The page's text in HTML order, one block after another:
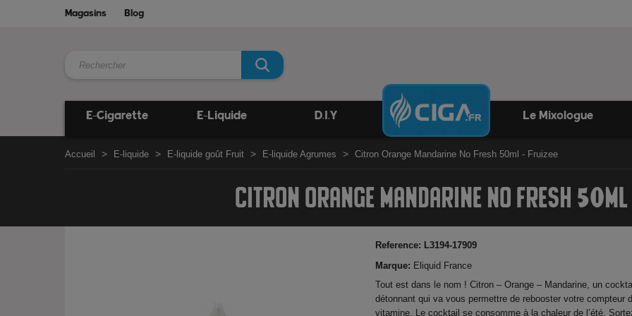
Magasins Blog
E-Cigarette E-Liquide D.I.Y Le Mixologue
Accueil E-liquide E-liquide goût Fruit E-liquide Agrumes Citron Orange Mandarine No Fresh 50ml - Fruizee
CITRON ORANGE MANDARINE NO FRESH
Reference: L3194-17909
Marque: Eliquid France
Tout est dans le nom ! Citron – Orange – Mandarine, un
détonnant qui va vous permettre de rebooster votre compteur
vitamine. Le cocktail se consomme à la chaleur de l’été.